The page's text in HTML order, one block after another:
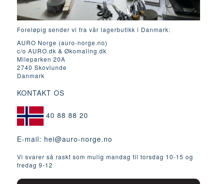
Foreløpig sender vi fra vår lagerbutikk i Danmark:
AURO Norge (auro-norge.no)
c/o AURO.dk & Økomaling.dk
Mileparken 20A
2740 Skovlunde
Danmark
KONTAKT OS
40 88 88 20
E-mail: hei@auro-norge.no
Vi svarer så raskt som mulig mandag til torsdag 10-15 og
fredag ​​9-12